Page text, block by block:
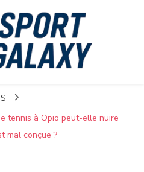
tennis à Opio peut-elle nuire
mal conçue ?